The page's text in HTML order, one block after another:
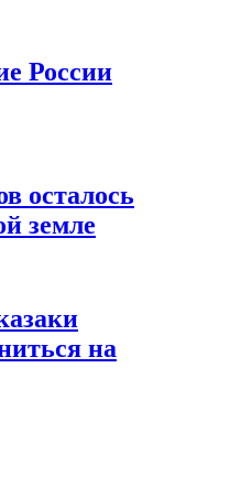
России
осталось
земле
на